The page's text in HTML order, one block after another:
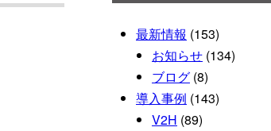
最新情報 (153)
お知らせ (134)
ブログ (8)
導入事例 (143)
V2H (89)